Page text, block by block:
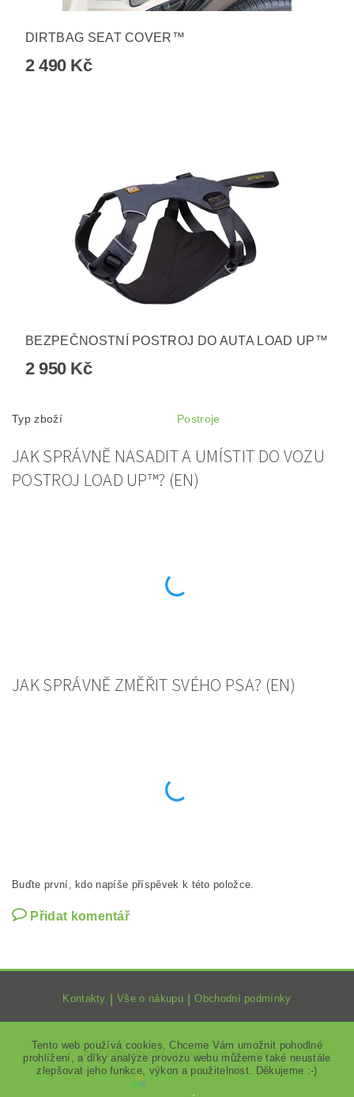
DIRTBAG SEAT COVER™
2 490 Kč
BEZPEČNOSTNÍ POSTROJ DO AUTA LOAD UP™
2 950 Kč
Typ zboží Postroje
JAK SPRÁVNĚ NASADIT A UMÍSTIT DO VOZU
POSTROJ LOAD UP™? (EN)
JAK SPRÁVNĚ ZMĚŘIT SVÉHO PSA? (EN)
Buďte první, kdo napíše příspěvek k této položce.
Přidat komentář
Kontakty Vše o nákupu Obchodní podmínky
2026 © Rock Dog CZ , všechna práva vyhrazena
Vytvořil Shoptet
Tento web používá cookies. Chceme Vám umožnit pohodlné
prohlížení, a díky analýze provozu webu můžeme také neustále
zlepšovat jeho funkce, výkon a použitelnost. Děkujeme :-)